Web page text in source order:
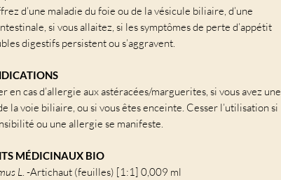
d’une maladie du foie ou de la vésicule biliaire, d’une
si vous allaitez, si les symptômes de perte d’appétit
digestifs persistent ou s’aggravent.
en cas d’allergie aux astéracées/marguerites, si vous avez une
la voie biliaire, ou si vous êtes enceinte. Cesser l’utilisation si
ou une allergie se manifeste.
MÉDICINAUX BIO
L. -Artichaut (feuilles) [1:1] 0,009 ml